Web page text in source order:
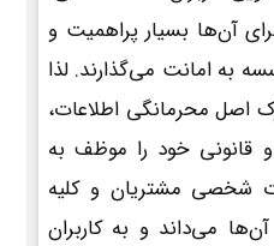
آن‌ها بسیار پراهمیت و
به امانت می‌گذارند. لذا
اصل محرمانگی اطلاعات،
قانونی خود را موظف به
شخصی مشتریان و کلیه
می‌داند و به کاربران